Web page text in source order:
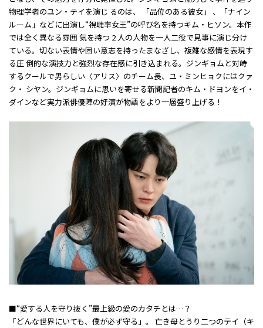
物理学者のユン・テイを演じ るのは、 「品位のある彼女」 、「ナイン
ルーム」などに出演し“視聴率女王”の呼び名を持つキム・ヒソン。本作
では全く異なる雰囲 気を持つ 2 人の人物を一人二役で見事に演じ分け
ている。切ない表情や固い意志を持ったまなざし、複雑な感情を表現す
る圧 倒的な演技力と強烈な存在感に引き込まれる。ジンギョムと対峙
するクールで男らしい〈アリス〉のチーム長、ユ・ミンヒョクにはクァ
ク・ シヤン。ジンギョムに思いを寄せる新聞記者のキム・ドヨンをイ・
ダインなど実力派俳優陣の好演が物語をより一層盛り上げる！
■“愛する人を守り抜く”最上級の愛のカタチとは…？
「どんな世界にいても、僕が必ず守る――」。 亡き母とうり二つのテイ（キ